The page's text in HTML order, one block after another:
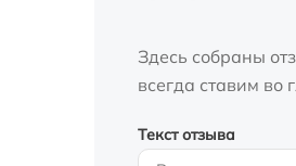
Здесь собраны
всегда ставим
Текст отзыва